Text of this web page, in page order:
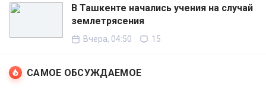
В Ташкенте начались учения на случай
землетрясения
Вчера, 04:50 15
САМОЕ ОБСУЖДАЕМОЕ